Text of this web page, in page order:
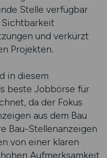
Stelle verfügbar
und verkürzt
Projekten.
in diesem
beste Jobbörse für
da der Fokus
aus dem Bau
Bau-Stellenanzeigen
von einer klaren
Aufmerksamkeit